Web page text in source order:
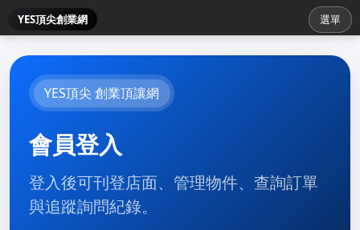
YES頂尖創業網 選單
YES頂尖 創業頂讓網
會員登入
登入後可刊登店面、管理物件、查詢訂單
與追蹤詢問紀錄。